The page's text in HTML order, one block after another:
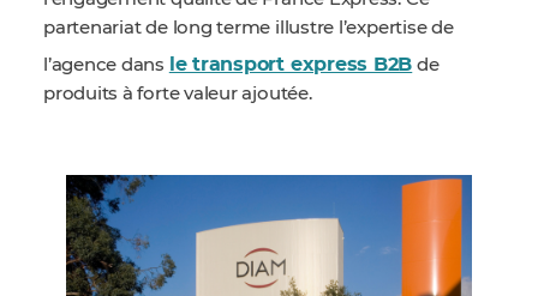
partenariat de long terme illustre l’expertise de
l’agence dans le transport express B2B de
produits à forte valeur ajoutée.